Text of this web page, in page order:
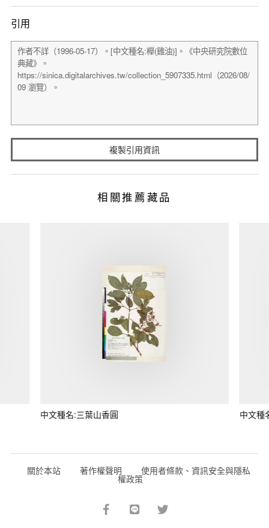
引用
複製引用資訊
相關推薦藏品
中文種名:三葉山香圓 中文種
關於本站 著作權聲明 使用者條款、資訊安全與隱私
權政策